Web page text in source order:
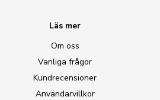
Läs mer
Om oss
Vanliga frågor
Kundrecensioner
Användarvillkor